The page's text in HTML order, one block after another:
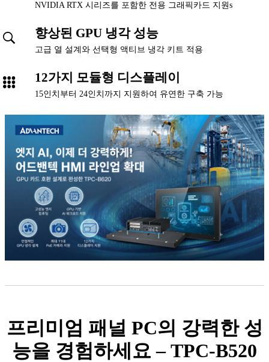
NVIDIA RTX 시리즈를 포함한 전용 그래픽카드 지원s
향상된 GPU 냉각 성능
고급 열 설계와 선택형 액티브 냉각 키트 적용
12가지 모듈형 디스플레이
15인치부터 24인치까지 지원하여 유연한 구축 가능
프리미엄 패널 PC의 강력한 성
능을 경험하세요 – TPC-B520